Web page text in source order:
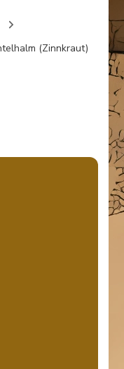
(Zinnkraut)